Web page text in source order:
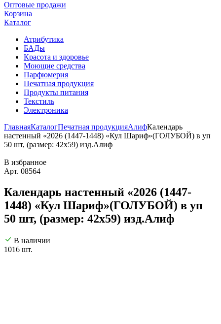
Оптовые продажи
Корзина
Каталог
Атрибутика
БАДы
Красота и здоровье
Моющие средства
Парфюмерия
Печатная продукция
Продукты питания
Текстиль
Электроника
ГлавнаяКаталогПечатная продукцияАлифКалендарь
настенный «2026 (1447-1448) «Кул Шариф»(ГОЛУБОЙ) в уп
50 шт, (размер: 42х59) изд.Алиф
В избранное
Арт. 08564
Календарь настенный «2026 (1447-
1448) «Кул Шариф»(ГОЛУБОЙ) в уп
50 шт, (размер: 42х59) изд.Алиф
В наличии
1016 шт.